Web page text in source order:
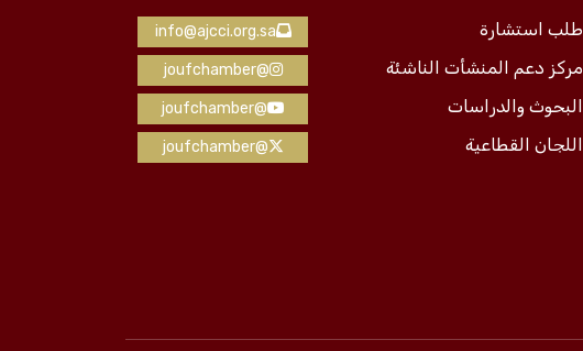
طلب استشارة
مركز دعم المنشأت الناشئة
البحوث والدراسات
اللجان القطاعية
info@ajcci.org.sa
@joufchamber
@joufchamber
@joufchamber